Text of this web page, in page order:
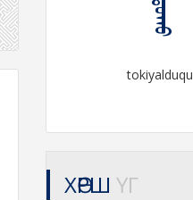
tokiyalduqu
ХӨРШ ҮГ